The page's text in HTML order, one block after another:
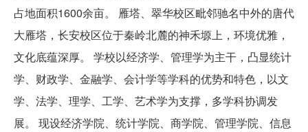
占地面积1600余亩。 雁塔、翠华校区毗邻驰名中外的唐代
大雁塔，长安校区位于秦岭北麓的神禾塬上，环境优雅，
文化底蕴深厚。 学校以经济学、管理学为主干，凸显统计
学、财政学、金融学、会计学等学科的优势和特色，以文
学、法学、理学、工学、艺术学为支撑，多学科协调发
展。 现设经济学院、统计学院、商学院、管理学院、信息